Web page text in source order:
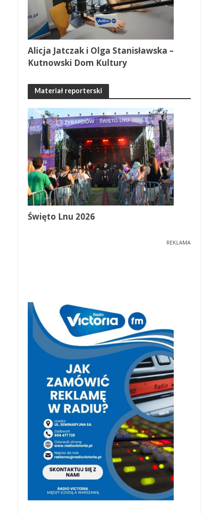
Alicja Jatczak i Olga Stanisławska –
Kutnowski Dom Kultury
Materiał reporterski
Święto Lnu 2026
REKLAMA